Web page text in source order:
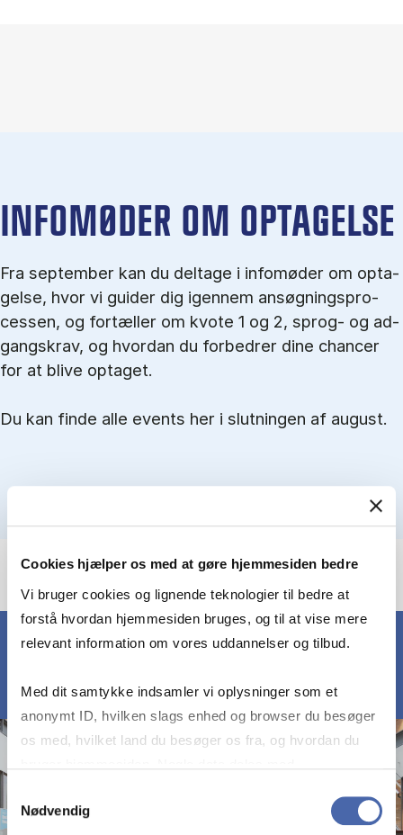
Cookies hjælper os med at gøre hjemmesiden bedre
Vi bruger cookies og lignende teknologier til bedre at
forstå hvordan hjemmesiden bruges, og til at vise mere
relevant information om vores uddannelser og tilbud.
Med dit samtykke indsamler vi oplysninger som et
anonymt ID, hvilken slags enhed og browser du besøger
os med, hvilket land du besøger os fra, og hvordan du
markedsføring. Du bestemmer selv - og kan altid trække
Nødvendig
IN­FO­MØ­DER OM OP­TA­GEL­SE
Fra september kan du del­tage i in­fo­mø­der om op­ta­
gel­se, hvor vi gu­i­der dig igen­nem an­søg­nings­pro­
ces­sen, og for­tæl­ler om kvo­te 1 og 2, sprog- og ad­
gangs­krav, og hvordan du forbedrer dine chancer
for at blive optaget.
Du kan finde alle events her i slutningen af august.